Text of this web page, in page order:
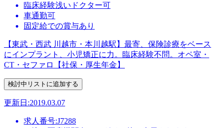
臨床経験浅いドクター可
車通勤可
固定給での賞与あり
【東武・西武 川越市・本川越駅】最寄、保険診療をベース
にインプラント、小児矯正に力。臨床経験不問。オペ室・
CT・セファロ【社保・厚生年金】
更新日:2019.03.07
求人番号:J7288